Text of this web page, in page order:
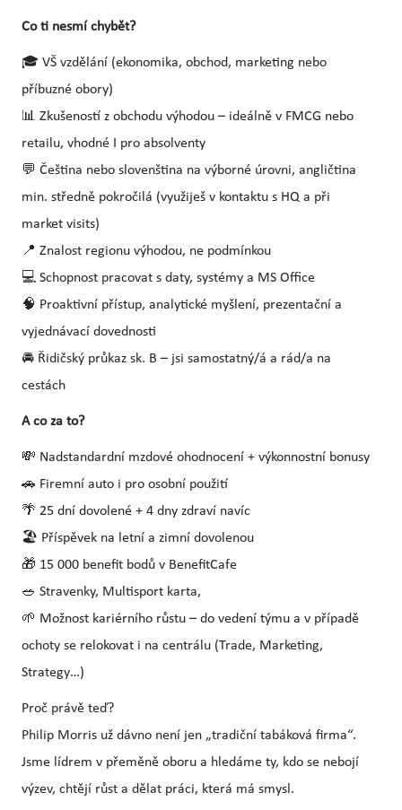
Co ti nesmí chybět?
🎓 VŠ vzdělání (ekonomika, obchod, marketing nebo
příbuzné obory)
📊 Zkušeností z obchodu výhodou – ideálně v FMCG nebo
retailu, vhodné I pro absolventy
💬 Čeština nebo slovenština na výborné úrovni, angličtina
min. středně pokročilá (využiješ v kontaktu s HQ a při
market visits)
📍 Znalost regionu výhodou, ne podmínkou
💻 Schopnost pracovat s daty, systémy a MS Office
🧠 Proaktivní přístup, analytické myšlení, prezentační a
vyjednávací dovednosti
🚘 Řidičský průkaz sk. B – jsi samostatný/á a rád/a na
cestách
A co za to?
💸 Nadstandardní mzdové ohodnocení + výkonnostní bonusy
🚗 Firemní auto i pro osobní použití
🌴 25 dní dovolené + 4 dny zdraví navíc
🏖️ Příspěvek na letní a zimní dovolenou
🎁 15 000 benefit bodů v BenefitCafe
🥗 Stravenky, Multisport karta,
🌱 Možnost kariérního růstu – do vedení týmu a v případě
ochoty se relokovat i na centrálu (Trade, Marketing,
Strategy…)
Proč právě teď?
Philip Morris už dávno není jen „tradiční tabáková firma“.
Jsme lídrem v přeměně oboru a hledáme ty, kdo se nebojí
výzev, chtějí růst a dělat práci, která má smysl.